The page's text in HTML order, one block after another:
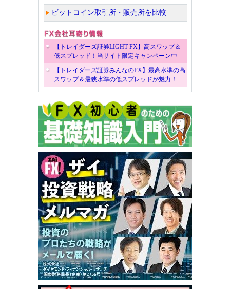
ビットコイン取引所・販売所を比較
【トレイダーズ証券LIGHT FX】高スワップ＆
低スプレッド！当サイト限定キャンペーン中
【トレイダーズ証券みんなのFX】最高水準の高
スワップ＆最狭水準の低スプレッドが魅力！